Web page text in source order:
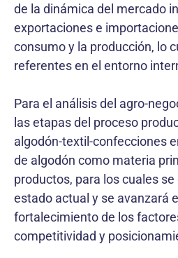
de la dinámica del mercado
exportaciones e
consumo y la producción, lo
referentes en el entorno
Para el análisis del agro-
las etapas del proceso
algodón-textil-confecciones
de algodón como materia
productos, para los cuales
estado actual y se avanzará
fortalecimiento de los
competitividad y